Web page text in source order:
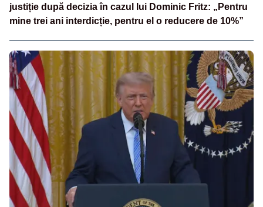
justiție după decizia în cazul lui Dominic Fritz: „Pentru
mine trei ani interdicție, pentru el o reducere de 10%”